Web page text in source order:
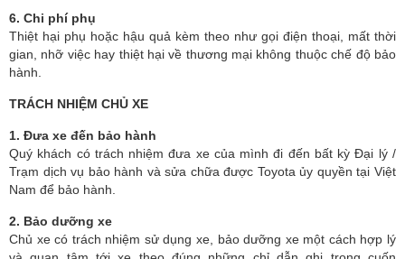
6. Chi phí phụ
Thiệt hại phụ hoặc hậu quả kèm theo như gọi điện thoại, mất thời
gian, nhỡ việc hay thiệt hại về thương mại không thuộc chế độ bảo
hành.
TRÁCH NHIỆM CHỦ XE
1. Ðưa xe đến bảo hành
Quý khách có trách nhiệm đưa xe của mình đi đến bất kỳ Ðại lý /
Trạm dịch vụ bảo hành và sửa chữa được Toyota ủy quyền tại Việt
Nam để bảo hành.
2. Bảo dưỡng xe
Chủ xe có trách nhiệm sử dụng xe, bảo dưỡng xe một cách hợp lý